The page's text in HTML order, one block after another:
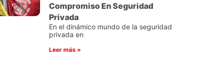
Compromiso En Seguridad
Privada
En el dinámico mundo de la seguridad
privada en
Leer más »